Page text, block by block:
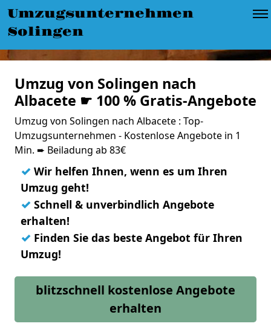
Umzugsunternehmen
Solingen
Umzug von Solingen nach
Albacete ☛ 100 % Gratis-Angebote
Umzug von Solingen nach Albacete : Top-
Umzugsunternehmen - Kostenlose Angebote in 1
Min. ➨ Beiladung ab 83€
✓ Wir helfen Ihnen, wenn es um Ihren
Umzug geht!
✓ Schnell & unverbindlich Angebote
erhalten!
✓ Finden Sie das beste Angebot für Ihren
Umzug!
blitzschnell kostenlose Angebote
erhalten